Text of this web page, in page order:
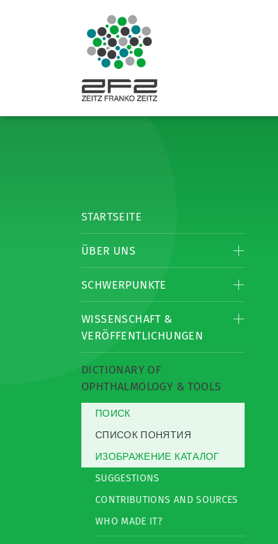
STARTSEITE
ÜBER UNS
SCHWERPUNKTE
WISSENSCHAFT &
VERÖFFENTLICHUNGEN
DICTIONARY OF
OPHTHALMOLOGY & TOOLS
ПОИСК
СПИСОК ПОНЯТИЯ
ИЗОБРАЖЕНИЕ КАТАЛОГ
SUGGESTIONS
CONTRIBUTIONS AND SOURCES
WHO MADE IT?